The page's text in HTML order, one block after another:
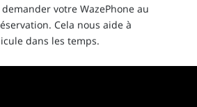
votre WazePhone au
Cela nous aide à
dans les temps.